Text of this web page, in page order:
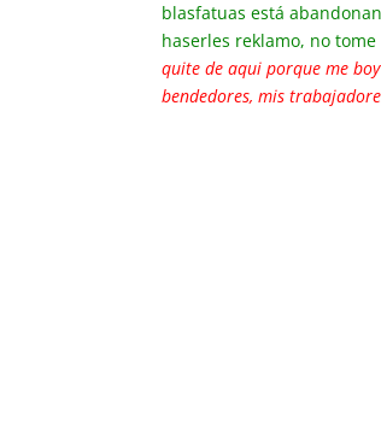
blasfatuas está
haserles reklamo, no
quite de aqui porque me
bendedores, mis